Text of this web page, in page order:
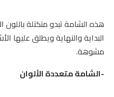
هذه الشامة تبدو متكتلة
البداية والنهاية ويطلق عليها
مشوهة.
-الشامة متعددة الألوان